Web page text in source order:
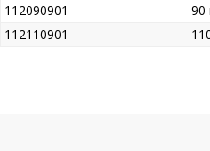
112090901
90
112110901